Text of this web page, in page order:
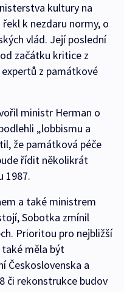
kultury na
k nezdaru normy, o
vlád. Její poslední
začátku kritice z
z památkové
ministr Herman o
„lobbismu a
že památková péče
řídit několikrát
1987.
a také ministrem
Sobotka zmínil
Prioritou pro nejbližší
měla být
Československa a
či rekonstrukce budov